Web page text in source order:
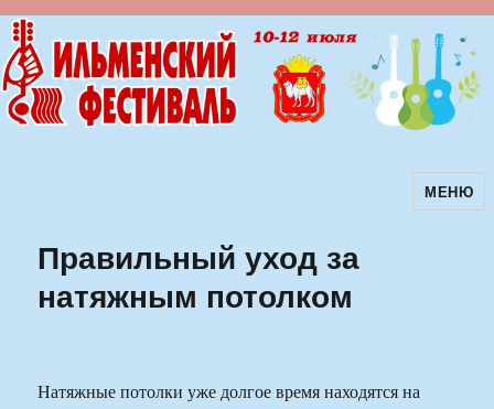
Ильменский фестиваль авторскойМЕНЮ
Правильный уход за
натяжным потолком
Натяжные потолки уже долгое время находятся на